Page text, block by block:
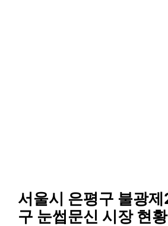
서울시 은평구 불광
구 눈썹문신 시장 현황